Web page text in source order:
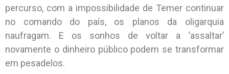
percurso, com a impossibilidade de Temer continuar
no comando do país, os planos da oligarquia
naufragam. E os sonhos de voltar a ‘assaltar’
novamente o dinheiro público podem se transformar
em pesadelos.